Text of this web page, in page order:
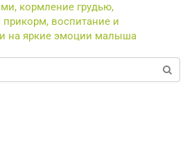
кормление грудью,
прикорм, воспитание и
на яркие эмоции малыша